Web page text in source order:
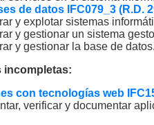
de datos IFC079_3 (R.D.
y explotar sistemas
y gestionar un sistema
y gestionar la base de datos.
incompletas:
con tecnologías web
verificar y documentar